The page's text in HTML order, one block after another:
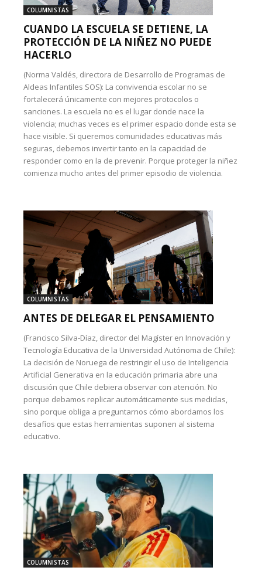
COLUMNISTAS
CUANDO LA ESCUELA SE DETIENE, LA
PROTECCIÓN DE LA NIÑEZ NO PUEDE
HACERLO
(Norma Valdés, directora de Desarrollo de Programas de
Aldeas Infantiles SOS): La convivencia escolar no se
fortalecerá únicamente con mejores protocolos o
sanciones. La escuela no es el lugar donde nace la
violencia; muchas veces es el primer espacio donde esta se
hace visible. Si queremos comunidades educativas más
seguras, debemos invertir tanto en la capacidad de
responder como en la de prevenir. Porque proteger la niñez
comienza mucho antes del primer episodio de violencia.
COLUMNISTAS
ANTES DE DELEGAR EL PENSAMIENTO
(Francisco Silva-Díaz, director del Magíster en Innovación y
Tecnología Educativa de la Universidad Autónoma de Chile):
La decisión de Noruega de restringir el uso de Inteligencia
Artificial Generativa en la educación primaria abre una
discusión que Chile debiera observar con atención. No
porque debamos replicar automáticamente sus medidas,
sino porque obliga a preguntarnos cómo abordamos los
desafíos que estas herramientas suponen al sistema
educativo.
COLUMNISTAS